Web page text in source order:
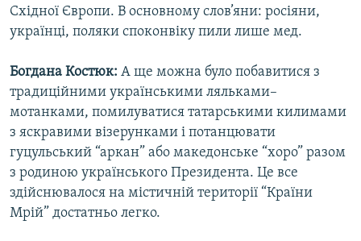
Східної Європи. В основному слов’яни: росіяни,
українці, поляки споконвіку пили лише мед.
Богдана Костюк: А ще можна було побавитися з
традиційними українськими ляльками–
мотанками, помилуватися татарськими килимами
з яскравими візерунками і потанцювати
гуцульський “аркан” або македонське “хоро” разом
з родиною українського Президента. Це все
здійснювалося на містичній території “Країни
Мрій” достатньо легко.